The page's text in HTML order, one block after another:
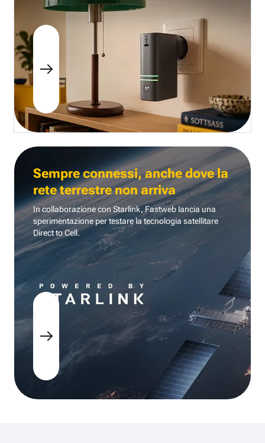
Sempre connessi, anche dove la
rete terrestre non arriva
In collaborazione con Starlink, Fastweb lancia una
sperimentazione per testare la tecnologia satellitare
Direct to Cell.